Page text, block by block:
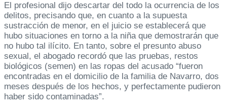
El profesional dijo descartar del todo la ocurrencia de los
delitos, precisando que, en cuanto a la supuesta
sustracción de menor, en el juicio se establecerá que
hubo situaciones en torno a la niña que demostrarán que
no hubo tal ilícito. En tanto, sobre el presunto abuso
sexual, el abogado recordó que las pruebas, restos
biológicos (semen) en las ropas del acusado “fueron
encontradas en el domicilio de la familia de Navarro, dos
meses después de los hechos, y perfectamente pudieron
haber sido contaminadas”.